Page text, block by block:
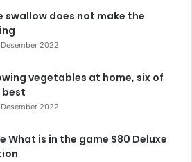
swallow does not make the
Desember 2022
vegetables at home, six of
best
Desember 2022
What is in the game $80 Deluxe